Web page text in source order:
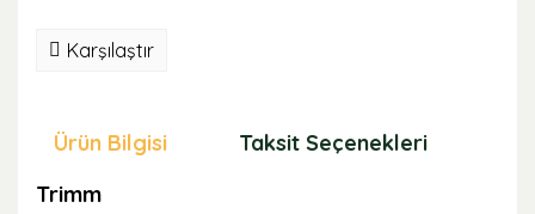
Karşılaştır
Ürün Bilgisi Taksit Seçenekleri
Trimm